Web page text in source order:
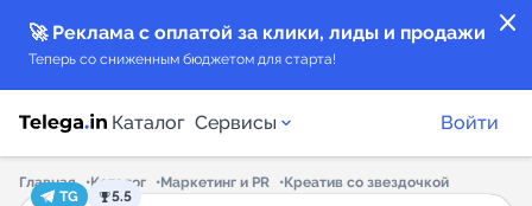
close
🚀 Реклама с оплатой за клики, лиды и продажи
Теперь со сниженным бюджетом для старта!
Каталог Сервисы Войти
Главная Каталог Маркетинг и PR
Креатив со звездочкой
TG
5.5